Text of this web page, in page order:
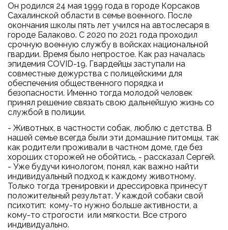
Он родился 24 мая 1999 года в городе Корсаков
Сахалинской области в семье военного. После
окончания школы пять лет учился на автослесаря в
городе Балаково. С 2020 по 2021 года проходил
срочную военную службу в войсках национальной
гвардии. Время было непростое. Как раз началась
эпидемия COVID-19. Гвардейцы заступали на
совместные дежурства с полицейскими для
обеспечения общественного порядка и
безопасности. Именно тогда молодой человек
принял решение связать свою дальнейшую жизнь со
службой в полиции.
- Животных, в частности собак, люблю с детства. В
нашей семье всегда были эти домашние питомцы, так
как родители проживали в частном доме, где без
хороших сторожей не обойтись, - рассказал Сергей.
- Уже будучи кинологом, понял, как важно найти
индивидуальный подход к каждому животному.
Только тогда тренировки и дрессировка принесут
положительный результат. У каждой собаки свой
психотип: кому-то нужно больше активности, а
кому-то строгости или мягкости. Все строго
индивидуально.